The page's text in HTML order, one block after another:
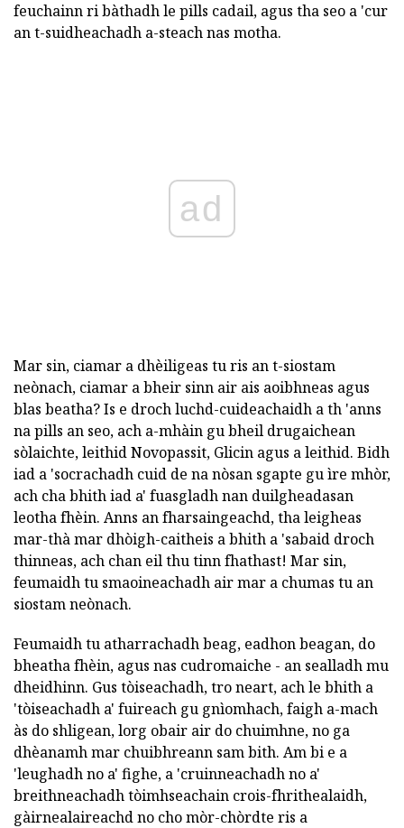
feuchainn ri bàthadh le pills cadail, agus tha seo a 'cur
an t-suidheachadh a-steach nas motha.
ad
Mar sin, ciamar a dhèiligeas tu ris an t-siostam
neònach, ciamar a bheir sinn air ais aoibhneas agus
blas beatha? Is e droch luchd-cuideachaidh a th 'anns
na pills an seo, ach a-mhàin gu bheil drugaichean
sòlaichte, leithid Novopassit, Glicin agus a leithid. Bidh
iad a 'socrachadh cuid de na nòsan sgapte gu ìre mhòr,
ach cha bhith iad a' fuasgladh nan duilgheadasan
leotha fhèin. Anns an fharsaingeachd, tha leigheas
mar-thà mar dhòigh-caitheis a bhith a 'sabaid droch
thinneas, ach chan eil thu tinn fhathast! Mar sin,
feumaidh tu smaoineachadh air mar a chumas tu an
siostam neònach.
Feumaidh tu atharrachadh beag, eadhon beagan, do
bheatha fhèin, agus nas cudromaiche - an sealladh mu
dheidhinn. Gus tòiseachadh, tro neart, ach le bhith a
'tòiseachadh a' fuireach gu gnìomhach, faigh a-mach
às do shligean, lorg obair air do chuimhne, no ga
dhèanamh mar chuibhreann sam bith. Am bi e a
'leughadh no a' fighe, a 'cruinneachadh no a'
breithneachadh tòimhseachain crois-fhrithealaidh,
gàirnealaireachd no cho mòr-chòrdte ris a